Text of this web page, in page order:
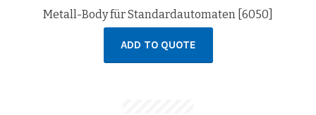
Metall-Body für Standardautomaten [6050]
ADD TO QUOTE